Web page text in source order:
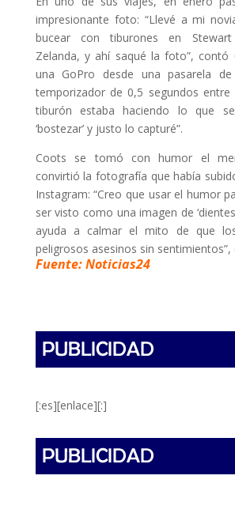
impresionante foto: “Llevé a mi
bucear con tiburones en
Zelanda, y ahí saqué la foto”, contó
una GoPro desde una pasarela
temporizador de 0,5 segundos entre
tiburón estaba haciendo lo que
‘bostezar’ y justo lo capturé”.
Coots se tomó con humor el
convirtió la fotografía que había
Instagram: “Creo que usar el humor
ser visto como una imagen de
ayuda a calmar el mito de que
peligrosos asesinos sin
Fuente: Noticias24
[:es][enlace][:]